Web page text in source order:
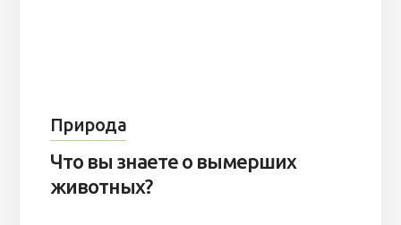
Природа
Что вы знаете о вымерших
животных?